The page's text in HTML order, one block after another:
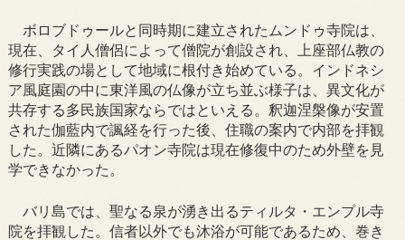
ボロブドゥールと同時期に建立されたムンドゥ寺院は、
現在、タイ人僧侶によって僧院が創設され、上座部仏教の
修行実践の場として地域に根付き始めている。インドネシ
ア風庭園の中に東洋風の仏像が立ち並ぶ様子は、異文化が
共存する多民族国家ならではといえる。釈迦涅槃像が安置
された伽藍内で諷経を行った後、住職の案内で内部を拝観
した。近隣にあるパオン寺院は現在修復中のため外壁を見
学できなかった。
バリ島では、聖なる泉が湧き出るティルタ・エンプル寺
院を拝観した。信者以外でも沐浴が可能であるため、巻き